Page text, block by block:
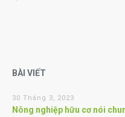
BÀI VIẾT
30 Tháng 3, 2023
Nông nghiệp hữu cơ nói